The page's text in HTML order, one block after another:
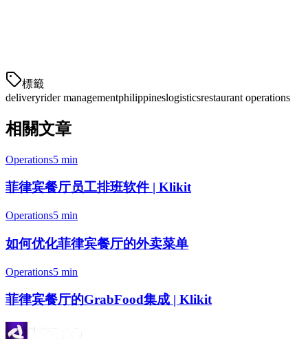
標籤
deliveryrider managementphilippineslogisticsrestaurant operations
相關文章
Operations5 min
菲律宾餐厅员工排班软件 | Klikit
Operations5 min
如何优化菲律宾餐厅的外卖菜单
Operations5 min
菲律宾餐厅的GrabFood集成 | Klikit